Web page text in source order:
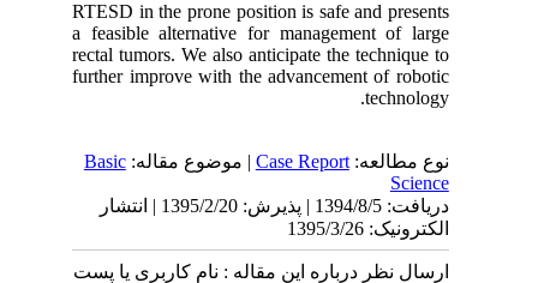
RTESD in the prone position is safe and presents
a feasible alternative for management of large
rectal tumors. We also anticipate the technique to
further improve with the advancement of robotic
technology.
نوع مطالعه:Case Report| موضوع مقاله:Basic
Science
دریافت: 1394/8/5 | پذیرش: 1395/2/20 | انتشار
الکترونیک: 1395/3/26
ارسال نظر درباره این مقاله : نام کاربری یا پست